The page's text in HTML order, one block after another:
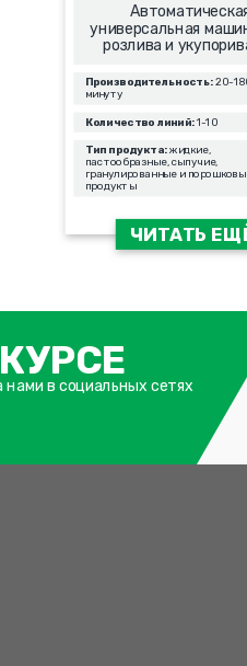
универсальная
розлива и
Производительность:20-
минуту
Количество линий:1-10
Тип продукта:жидкие,
пастообразные, сыпучие,
гранулированные и
продукты
ЧИТАТЬ
в социальных сетях